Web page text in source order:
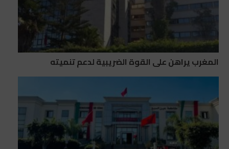
المغرب يراهن على القوة الضريبية لدعم تنميته